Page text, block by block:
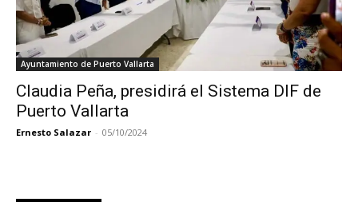
Ayuntamiento de Puerto Vallarta
Claudia Peña, presidirá el Sistema DIF de
Puerto Vallarta
Ernesto Salazar - 05/10/2024